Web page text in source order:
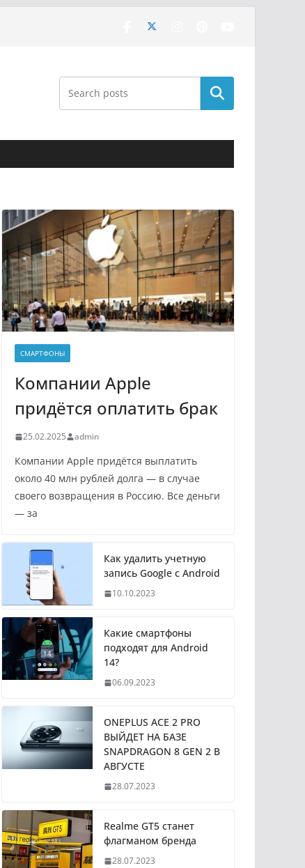
Поиск
СМАРТФОНЫ
Компании Apple
придётся оплатить брак
25.02.2025 admin
Компании Apple придётся выплатить
около 40 млн рублей долга — в случае
своего возвращения в Россию. Все деньги
— за
Как удалить учетную
запись Google с Android
10.10.2023
Какие смартфоны
подходят для Android
14?
06.09.2023
ONEPLUS ACE 2 PRO
ВЫЙДЕТ НА БАЗЕ
SNAPDRAGON 8 GEN 2 В
АВГУСТЕ
28.07.2023
Realme GT5 станет
флагманом бренда
28.07.2023